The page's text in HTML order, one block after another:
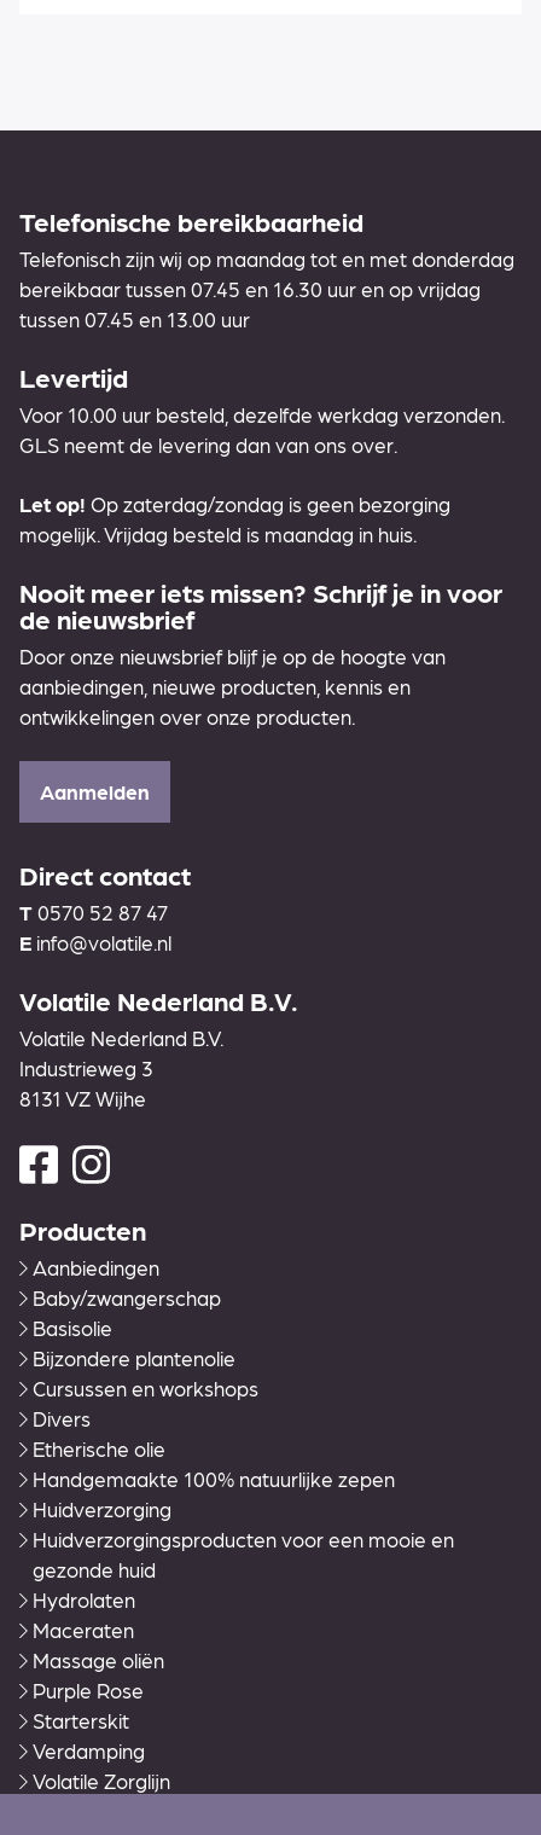
Telefonische bereikbaarheid
Telefonisch zijn wij op maandag tot en met donderdag
bereikbaar tussen 07.45 en 16.30 uur en op vrijdag
tussen 07.45 en 13.00 uur
Levertijd
Voor 10.00 uur besteld, dezelfde werkdag verzonden.
GLS neemt de levering dan van ons over.
Let op! Op zaterdag/zondag is geen bezorging
mogelijk. Vrijdag besteld is maandag in huis.
Nooit meer iets missen? Schrijf je in voor
de nieuwsbrief
Door onze nieuwsbrief blijf je op de hoogte van
aanbiedingen, nieuwe producten, kennis en
ontwikkelingen over onze producten.
Aanmelden
Direct contact
T 0570 52 87 47
E info@volatile.nl
Volatile Nederland B.V.
Volatile Nederland B.V.
Industrieweg 3
8131 VZ Wijhe
Producten
Aanbiedingen
Baby/zwangerschap
Basisolie
Bijzondere plantenolie
Cursussen en workshops
Divers
Etherische olie
Handgemaakte 100% natuurlijke zepen
Huidverzorging
Huidverzorgingsproducten voor een mooie en
gezonde huid
Hydrolaten
Maceraten
Massage oliën
Purple Rose
Starterskit
Verdamping
Volatile Zorglijn